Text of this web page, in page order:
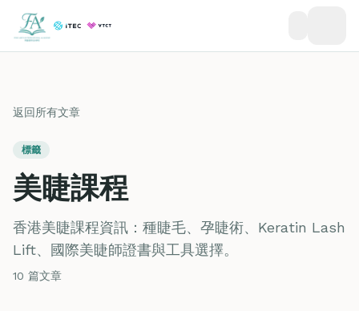
返回所有文章
標籤
美睫課程
香港美睫課程資訊：種睫毛、孕睫術、Keratin Lash
Lift、國際美睫師證書與工具選擇。
10 篇文章